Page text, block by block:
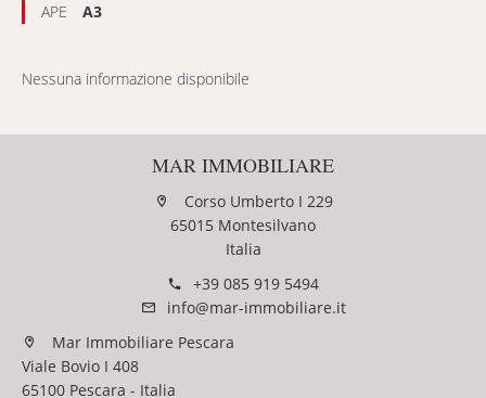
APE A3
Nessuna informazione disponibile
MAR IMMOBILIARE
Corso Umberto I 229
65015 Montesilvano
Italia
+39 085 919 5494
info@mar-immobiliare.it
Mar Immobiliare Pescara
Viale Bovio I 408
65100 Pescara - Italia